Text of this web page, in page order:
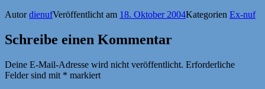
AutordienufVeröffentlicht am 18. Oktober 2004Kategorien Ex-nuf
Schreibe einen Kommentar
Deine E-Mail-Adresse wird nicht veröffentlicht. Erforderliche
Felder sind mit * markiert